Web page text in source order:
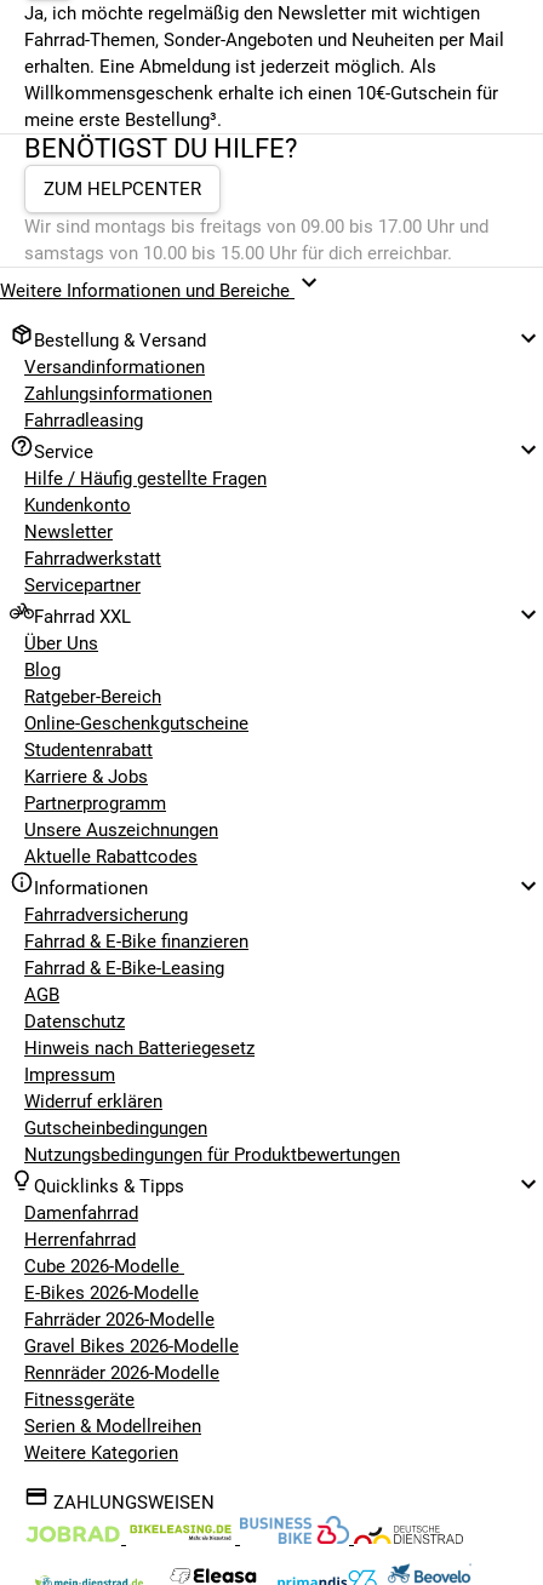
Ja, ich möchte regelmäßig den Newsletter mit wichtigen
Fahrrad-Themen, Sonder-Angeboten und Neuheiten per Mail
erhalten. Eine Abmeldung ist jederzeit möglich. Als
Willkommensgeschenk erhalte ich einen 10€-Gutschein für
meine erste Bestellung³.
BENÖTIGST DU HILFE?
ZUM HELPCENTER
Wir sind montags bis freitags von 09.00 bis 17.00 Uhr und
samstags von 10.00 bis 15.00 Uhr für dich erreichbar.
Weitere Informationen und Bereiche
Bestellung & Versand
Versandinformationen
Zahlungsinformationen
Fahrradleasing
Service
Hilfe / Häufig gestellte Fragen
Kundenkonto
Newsletter
Fahrradwerkstatt
Servicepartner
Fahrrad XXL
Über Uns
Blog
Ratgeber-Bereich
Online-Geschenkgutscheine
Studentenrabatt
Karriere & Jobs
Partnerprogramm
Unsere Auszeichnungen
Aktuelle Rabattcodes
Informationen
Fahrradversicherung
Fahrrad & E-Bike finanzieren
Fahrrad & E-Bike-Leasing
AGB
Datenschutz
Hinweis nach Batteriegesetz
Impressum
Widerruf erklären
Gutscheinbedingungen
Nutzungsbedingungen für Produktbewertungen
Quicklinks & Tipps
Damenfahrrad
Herrenfahrrad
Cube 2026-Modelle
E-Bikes 2026-Modelle
Fahrräder 2026-Modelle
Gravel Bikes 2026-Modelle
Rennräder 2026-Modelle
Fitnessgeräte
Serien & Modellreihen
Weitere Kategorien
ZAHLUNGSWEISEN